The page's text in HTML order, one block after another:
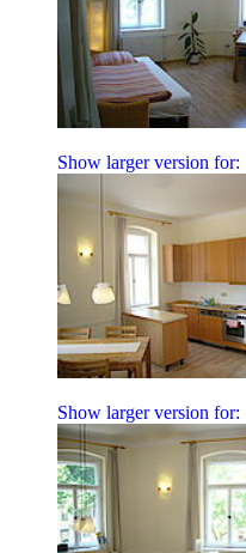
Show larger version for:
Show larger version for: